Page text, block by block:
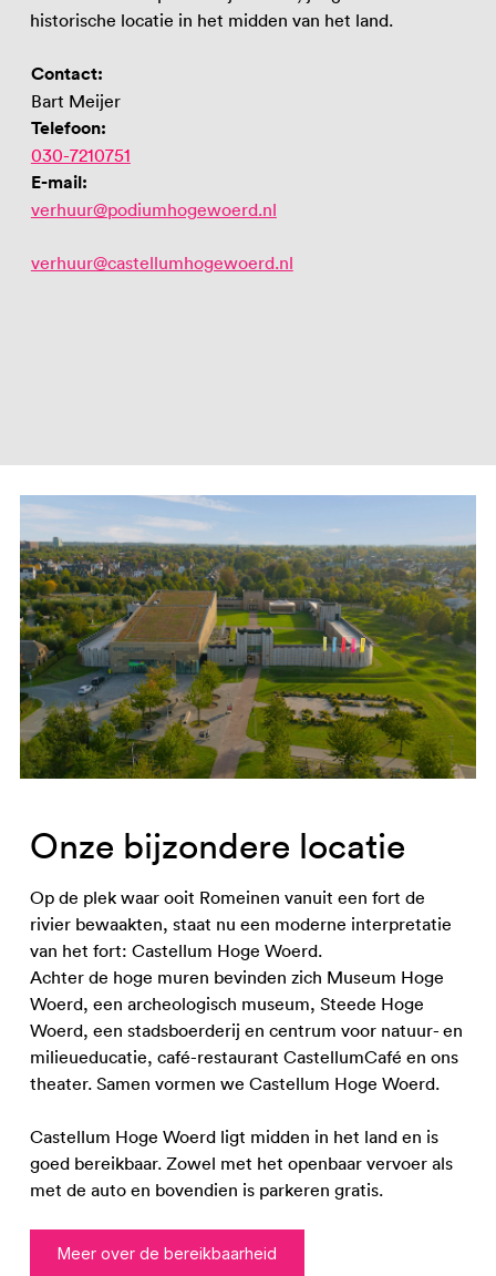
historische locatie in het midden van het land.
Contact:
Bart Meijer
Telefoon:
030-7210751
E-mail:
verhuur@podiumhogewoerd.nl
verhuur@castellumhogewoerd.nl
Onze bijzondere locatie
Op de plek waar ooit Romeinen vanuit een fort de
rivier bewaakten, staat nu een moderne interpretatie
van het fort: Castellum Hoge Woerd.
Achter de hoge muren bevinden zich Museum Hoge
Woerd, een archeologisch museum, Steede Hoge
Woerd, een stadsboerderij en centrum voor natuur- en
milieueducatie, café-restaurant CastellumCafé en ons
theater. Samen vormen we Castellum Hoge Woerd.
Castellum Hoge Woerd ligt midden in het land en is
goed bereikbaar. Zowel met het openbaar vervoer als
met de auto en bovendien is parkeren gratis.
Meer over de bereikbaarheid